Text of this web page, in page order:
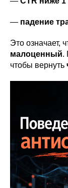
— падение
Это означает,
малоценный.
чтобы вернуть